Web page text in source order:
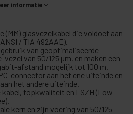
informatie
(MM) glasvezelkabel die voldoet aan
/ TIA 492AAE).
van geoptimaliseerde
vezel van 50/125 µm, en maken een
afstand mogelijk tot 100 m.
connector aan het ene uiteinde en
het andere uiteinde.
kabel, topkwaliteit en LSZH (Low
kern en zijn voering van 50/125